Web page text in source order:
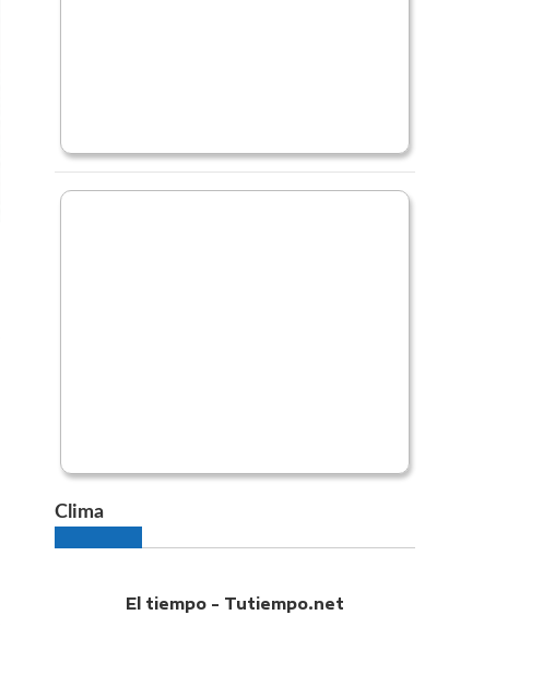
Clima
El tiempo - Tutiempo.net